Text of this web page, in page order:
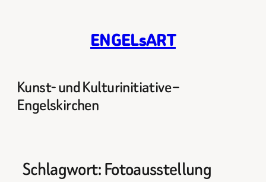
ENGELsART
Kunst- und Kulturinitiative –
Engelskirchen
Schlagwort:Fotoausstellung